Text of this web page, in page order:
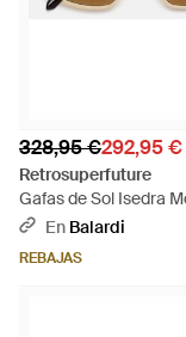
328,95 €292,95 €
Retrosuperfuture
Gafas de Sol Isedra
Fk5 Dorado/Marrón
En Balardi
REBAJAS